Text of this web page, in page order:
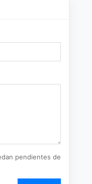
pendientes de